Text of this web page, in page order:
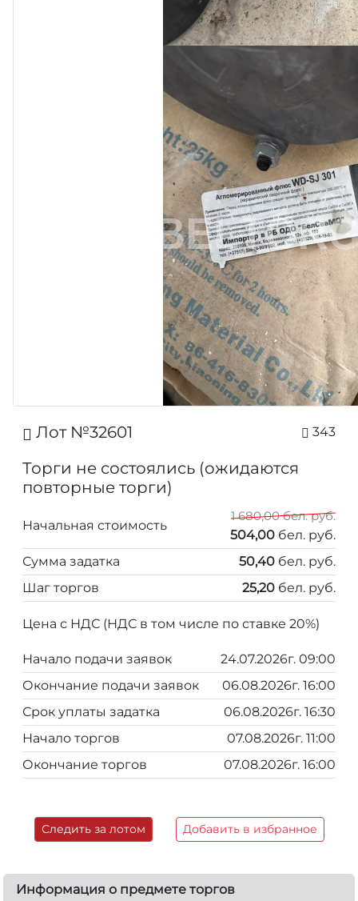
Лот №32601 343
Торги не состоялись (ожидаются
повторные торги)
Начальная стоимость
1 680,00 бел. руб.
504,00 бел. руб.
Сумма задатка
50,40 бел. руб.
Шаг торгов
25,20 бел. руб.
Цена с НДС (НДС в том числе по ставке 20%)
Начало подачи заявок
24.07.2026г. 09:00
Окончание подачи заявок
06.08.2026г. 16:00
Срок уплаты задатка
06.08.2026г. 16:30
Начало торгов
07.08.2026г. 11:00
Окончание торгов
07.08.2026г. 16:00
Следить за лотом Добавить в избранное
Информация о предмете торгов